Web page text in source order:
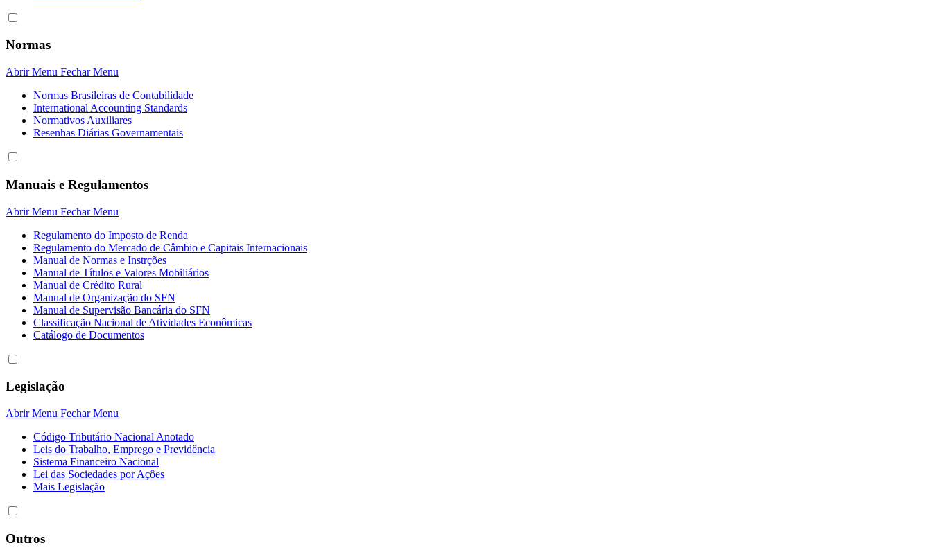
Normas
Abrir Menu Fechar Menu
Normas Brasileiras de Contabilidade
International Accounting Standards
Normativos Auxiliares
Resenhas Diárias Governamentais
Manuais e Regulamentos
Abrir Menu Fechar Menu
Regulamento do Imposto de Renda
Regulamento do Mercado de Câmbio e Capitais Internacionais
Manual de Normas e Instrções
Manual de Títulos e Valores Mobiliários
Manual de Crédito Rural
Manual de Organização do SFN
Manual de Supervisão Bancária do SFN
Classificação Nacional de Atividades Econômicas
Catálogo de Documentos
Legislação
Abrir Menu Fechar Menu
Código Tributário Nacional Anotado
Leis do Trabalho, Emprego e Previdência
Sistema Financeiro Nacional
Lei das Sociedades por Açôes
Mais Legislação
Outros